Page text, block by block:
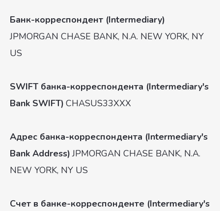
Банк-корреспондент (Intermediary)
JPMORGAN CHASE BANK, N.A. NEW YORK, NY
US
SWIFT банка-корреспондента (Intermediary's
Bank SWIFT) CHASUS33XXX
Адрес банка-корреспондента (Intermediary's
Bank Address) JPMORGAN CHASE BANK, N.A.
NEW YORK, NY US
Счет в банке-корреспонденте (Intermediary's
ООО “АйТиДжен”, 2017-
г. Иркутск, ул. Баррикад 54ж